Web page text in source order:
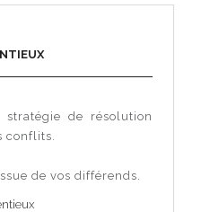
de résolution
conflits.
de vos différends.